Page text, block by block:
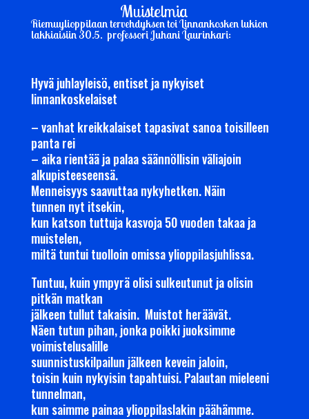
Muistelmia
Riemuylioppilaan tervehdyksen toi Linnankosken lukion
lakkiaisiin 30.5. professori Juhani Laurinkari:
Hyvä juhlayleisö, entiset ja nykyiset
linnankoskelaiset
– vanhat kreikkalaiset tapasivat sanoa toisilleen
panta rei
– aika rientää ja palaa säännöllisin väliajoin
alkupisteeseensä.
Menneisyys saavuttaa nykyhetken. Näin
tunnen nyt itsekin,
kun katson tuttuja kasvoja 50 vuoden takaa ja
muistelen,
miltä tuntui tuolloin omissa ylioppilasjuhlissa.
Tuntuu, kuin ympyrä olisi sulkeutunut ja olisin
pitkän matkan
jälkeen tullut takaisin. Muistot heräävät.
Näen tutun pihan, jonka poikki juoksimme
voimistelusalille
suunnistuskilpailun jälkeen kevein jaloin,
toisin kuin nykyisin tapahtuisi. Palautan mieleeni
tunnelman,
kun saimme painaa ylioppilaslakin päähämme.